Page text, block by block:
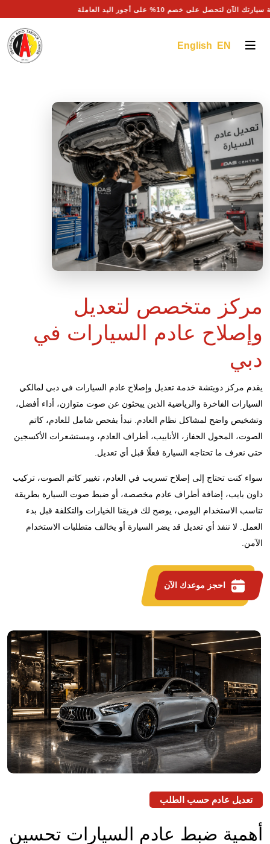
صيانة سيارتك الآن لتحصل على خصم 10% على أجور اليد العاملة
English EN
مركز متخصص لتعديل
وإصلاح عادم السيارات في
دبي
يقدم مركز دويتشة خدمة تعديل وإصلاح عادم السيارات في دبي لمالكي
السيارات الفاخرة والرياضية الذين يبحثون عن صوت متوازن، أداء أفضل،
وتشخيص واضح لمشاكل نظام العادم. نبدأ بفحص شامل للعادم، كاتم
الصوت، المحول الحفاز، الأنابيب، أطراف العادم، ومستشعرات الأكسجين
حتى نعرف ما تحتاجه السيارة فعلًا قبل أي تعديل.
سواء كنت تحتاج إلى إصلاح تسريب في العادم، تغيير كاتم الصوت، تركيب
داون بايب، إضافة أطراف عادم مخصصة، أو ضبط صوت السيارة بطريقة
تناسب الاستخدام اليومي، يوضح لك فريقنا الخيارات والتكلفة قبل بدء
العمل. لا ننفذ أي تعديل قد يضر السيارة أو يخالف متطلبات الاستخدام
الآمن.
احجز موعدك الآن
تعديل عادم حسب الطلب
أهمية ضبط عادم السيارات تحسين